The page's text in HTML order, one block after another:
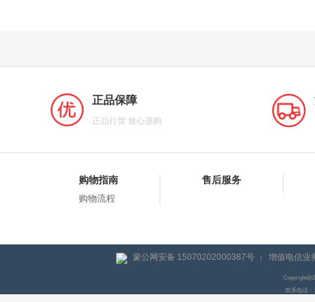
正品保障
正品行货 放心选购
购物指南
购物流程
售后服务
蒙公网安备 15070202000387号 | 增值电信业
联系电话：